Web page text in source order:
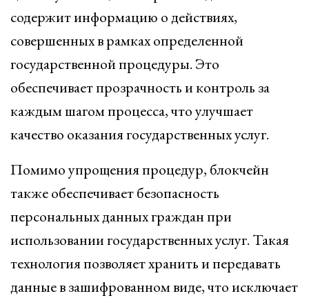
содержит информацию о действиях,
совершенных в рамках определенной
государственной процедуры. Это
обеспечивает прозрачность и контроль за
каждым шагом процесса, что улучшает
качество оказания государственных услуг.
Помимо упрощения процедур, блокчейн
также обеспечивает безопасность
персональных данных граждан при
использовании государственных услуг. Такая
технология позволяет хранить и передавать
данные в зашифрованном виде, что исключает